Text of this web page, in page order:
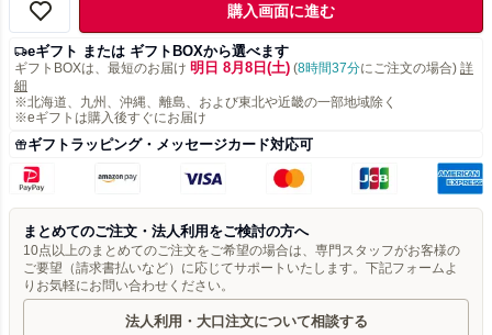
購入画面に進む
eギフト または ギフトBOXから選べます
ギフトBOXは、最短のお届け 明日 8月8日(土) (8時間37分にご注文の場合) 詳
細
※北海道、九州、沖縄、離島、および東北や近畿の一部地域除く
※eギフトは購入後すぐにお届け
ギフトラッピング・メッセージカード対応可
まとめてのご注文・法人利用をご検討の方へ
10点以上のまとめてのご注文をご希望の場合は、専門スタッフがお客様の
ご要望（請求書払いなど）に応じてサポートいたします。下記フォームよ
りお気軽にお問い合わせください。
法人利用・大口注文について相談する